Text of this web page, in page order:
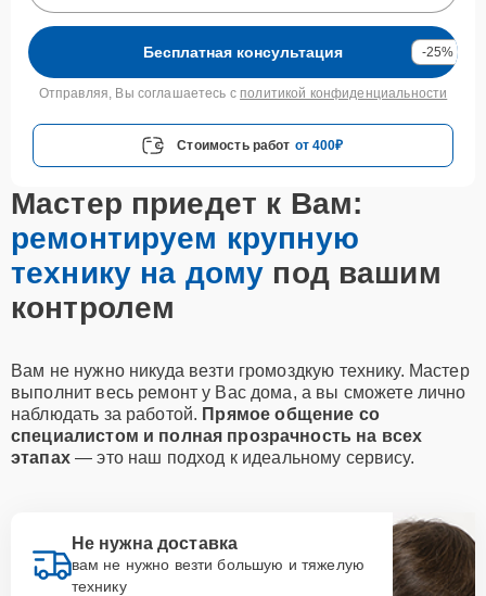
Бесплатная консультация -25%
Отправляя, Вы соглашаетесь с политикой конфиденциальности
Стоимость работ от 400₽
Мастер приедет к Вам:
ремонтируем крупную
технику на дому под вашим
контролем
Вам не нужно никуда везти громоздкую технику. Мастер
выполнит весь ремонт у Вас дома, а вы сможете лично
наблюдать за работой. Прямое общение со
специалистом и полная прозрачность на всех
этапах— это наш подход к идеальному сервису.
Не нужна доставка
вам не нужно везти большую и тяжелую
технику